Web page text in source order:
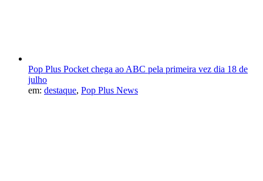
Pop Plus Pocket chega ao ABC pela primeira vez dia 18 de
julho
em: destaque, Pop Plus News